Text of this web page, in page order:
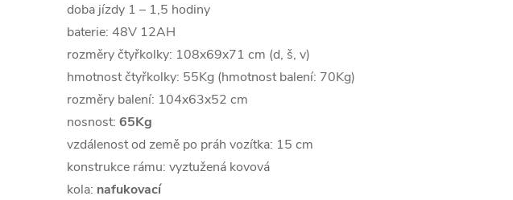
doba jízdy 1 – 1,5 hodiny
baterie: 48V 12AH
rozměry čtyřkolky: 108x69x71 cm (d, š, v)
hmotnost čtyřkolky: 55Kg (hmotnost balení: 70Kg)
rozměry balení: 104x63x52 cm
nosnost: 65Kg
vzdálenost od země po práh vozítka: 15 cm
konstrukce rámu: vyztužená kovová
kola: nafukovací